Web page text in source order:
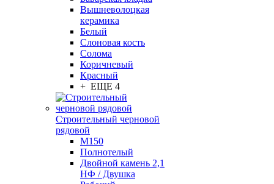
Вышневолоцкая
керамика
Белый
Слоновая кость
Солома
Коричневый
Красный
+ ЕЩЕ 4
Строительный черновой
рядовой
М150
Полнотелый
Двойной камень 2,1
НФ / Двушка